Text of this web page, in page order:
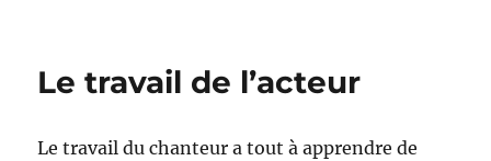
Le travail de l’acteur
Le travail du chanteur a tout à apprendre de